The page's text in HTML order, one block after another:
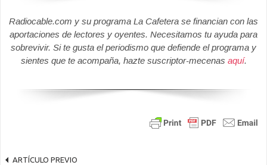
Radiocable.com y su programa La Cafetera se financian con las
aportaciones de lectores y oyentes. Necesitamos tu ayuda para
sobrevivir. Si te gusta el periodismo que defiende el programa y
sientes que te acompaña, hazte suscriptor-mecenas aquí.
ARTÍCULO PREVIO